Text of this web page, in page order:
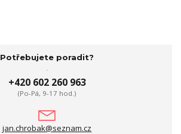
Potřebujete poradit?
+420 602 260 963
(Po-Pá, 9-17 hod.)
jan.chrobak@seznam.cz